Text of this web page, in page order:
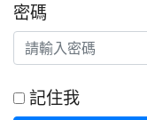
密碼
記住我